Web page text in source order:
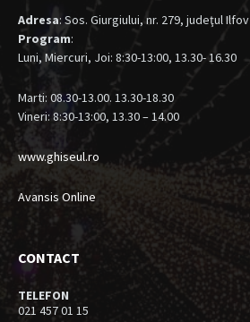
Adresa: Sos. Giurgiului, nr. 279, judeţul Ilfov
Program:
Luni, Miercuri, Joi: 8:30-13:00, 13.30- 16.30
Marti: 08.30-13.00. 13.30-18.30
Vineri: 8:30-13:00, 13.30 – 14.00
www.ghiseul.ro
Avansis Online
CONTACT
TELEFON
021 457 01 15